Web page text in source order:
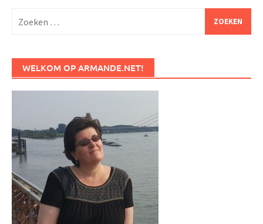
naar:
WELKOM OP ARMANDE.NET!